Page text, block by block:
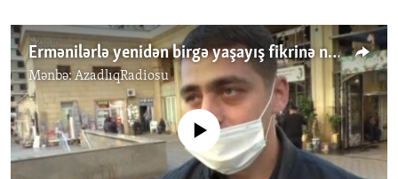
Ermənilərlə yenidən birgə yaşayış fikrinə necə baxırsınız?
Mənbə: AzadlıqRadiosu
No media source currently available